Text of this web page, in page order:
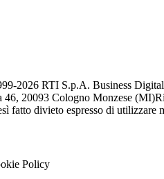
2026 RTI S.p.A. Business
20093 Cologno Monzese (MI)
fatto divieto espresso di utilizzare
Policy